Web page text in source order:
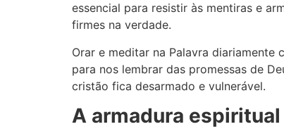
essencial para resistir às mentiras e
firmes na verdade.
Orar e meditar na Palavra diariamente
para nos lembrar das promessas de
cristão fica desarmado e vulnerável.
A armadura